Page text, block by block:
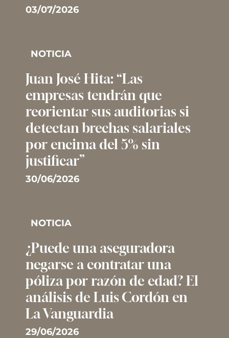
03/07/2026
NOTICIA
Juan José Hita: “Las
empresas tendrán que
reorientar sus auditorias si
detectan brechas salariales
por encima del 5% sin
justificar”
30/06/2026
NOTICIA
¿Puede una aseguradora
negarse a contratar una
póliza por razón de edad? El
análisis de Luis Cordón en
La Vanguardia
29/06/2026